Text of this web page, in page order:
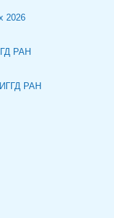
2026
РАН
РАН